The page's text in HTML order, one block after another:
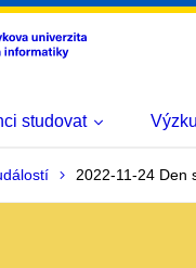
studovat
2022-11-24 Den